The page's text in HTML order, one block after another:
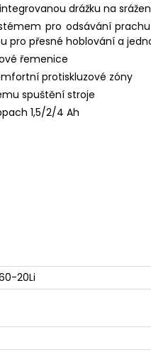
drážku na
pro odsávání
pro přesné hoblování a
řemenice
protiskluzové zóny
spuštění stroje
1,5/2/4 Ah
20Li